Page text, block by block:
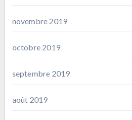
novembre 2019
octobre 2019
septembre 2019
août 2019